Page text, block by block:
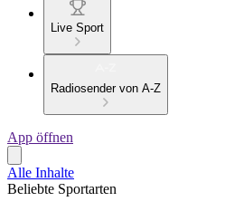
Live Sport
Radiosender von A-Z
App öffnen
Alle Inhalte
Beliebte Sportarten